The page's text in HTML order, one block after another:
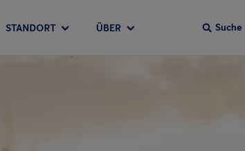
STANDORT ÜBER Suche